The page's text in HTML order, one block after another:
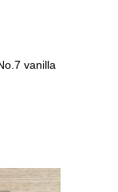
vanilla